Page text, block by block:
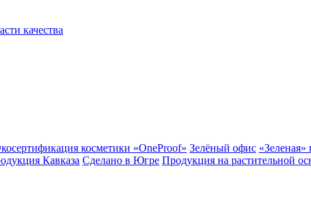
качества
косметики «OneProof» Зелёный офис
Кавказа Сделано в Югре Продукция на растительной